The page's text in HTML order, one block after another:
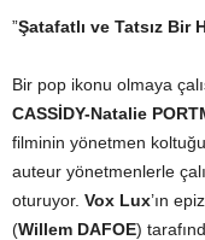
”Şatafatlı ve Tatsız Bir
Bir pop ikonu olmaya
CASSİDY-Natalie
filminin yönetmen
auteur yönetmenlerle
oturuyor. Vox Lux’ın
(Willem DAFOE)